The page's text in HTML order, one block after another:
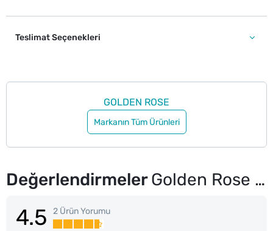
Teslimat Seçenekleri
GOLDEN ROSE
Markanın Tüm Ürünleri
DeğerlendirmelerGolden Rose 3D Mega Shine Lipgloss No: 121
4.5 2 Ürün Yorumu